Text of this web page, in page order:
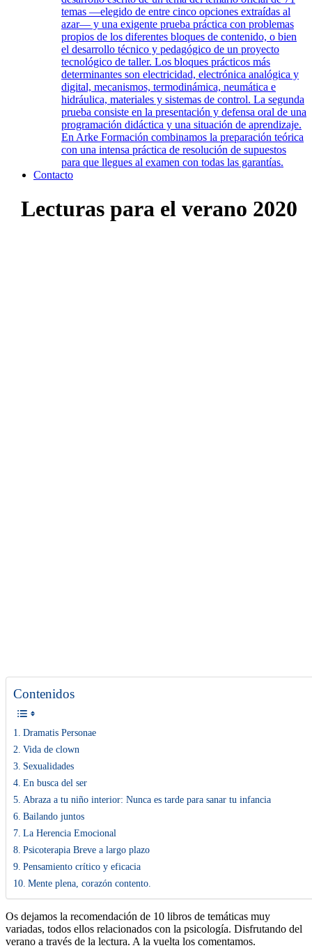
temas —elegido de entre cinco opciones extraídas al
azar— y una exigente prueba práctica con problemas
propios de los diferentes bloques de contenido, o bien
el desarrollo técnico y pedagógico de un proyecto
tecnológico de taller. Los bloques prácticos más
determinantes son electricidad, electrónica analógica y
digital, mecanismos, termodinámica, neumática e
hidráulica, materiales y sistemas de control. La segunda
prueba consiste en la presentación y defensa oral de una
programación didáctica y una situación de aprendizaje.
En Arke Formación combinamos la preparación teórica
con una intensa práctica de resolución de supuestos
para que llegues al examen con todas las garantías.
Contacto
Lecturas para el verano 2020
Contenidos
Dramatis Personae
Vida de clown
Sexualidades
En busca del ser
Abraza a tu niño interior: Nunca es tarde para sanar tu infancia
Bailando juntos
La Herencia Emocional
Psicoterapia Breve a largo plazo
Pensamiento crítico y eficacia
Mente plena, corazón contento.
Os dejamos la recomendación de 10 libros de temáticas muy
variadas, todos ellos relacionados con la psicología. Disfrutando del
verano a través de la lectura. A la vuelta los comentamos.